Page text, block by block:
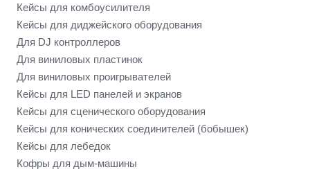
Кейсы для комбоусилителя
Кейсы для диджейского оборудования
Для DJ контроллеров
Для виниловых пластинок
Для виниловых проигрывателей
Кейсы для LED панелей и экранов
Кейсы для сценического оборудования
Кейсы для конических соединителей (бобышек)
Кейсы для лебедок
Кофры для дым-машины